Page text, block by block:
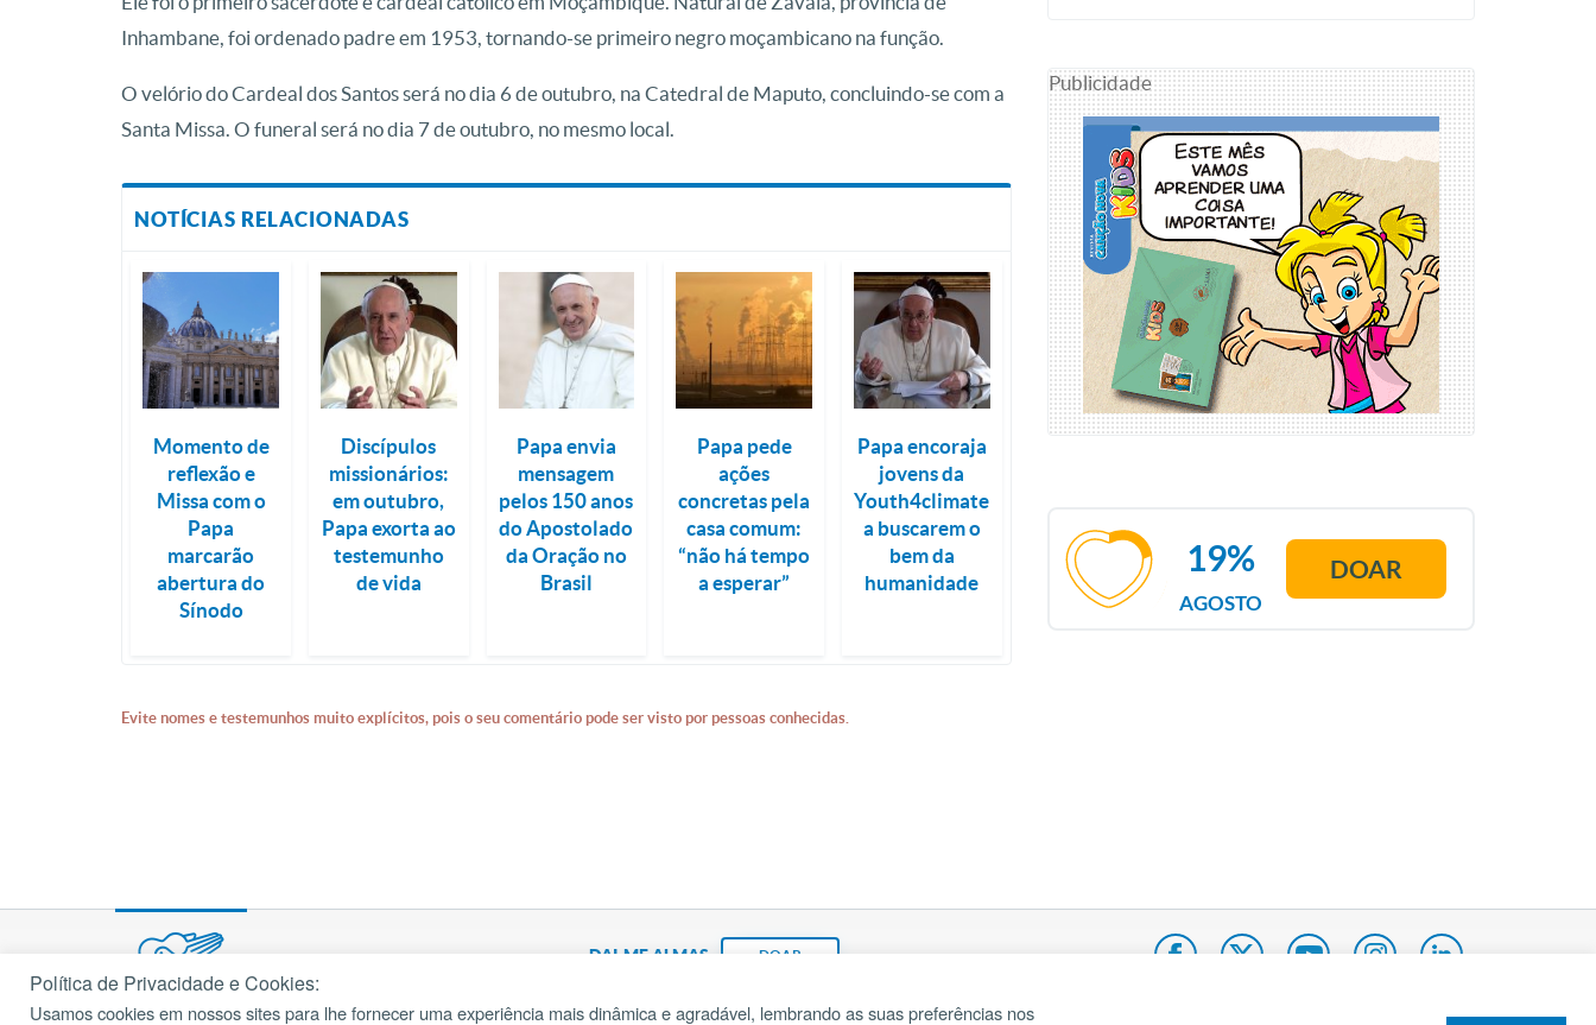
Inhambane, foi ordenado padre em 1953, tornando-se primeiro negro moçambicano na função.
O velório do Cardeal dos Santos será no dia 6 de outubro, na Catedral de Maputo, concluindo-se com a
Santa Missa. O funeral será no dia 7 de outubro, no mesmo local.
NOTÍCIAS RELACIONADAS
Momento de
reflexão e
Missa com o
Papa
marcarão
abertura do
Sínodo
Discípulos
missionários:
em outubro,
Papa exorta ao
testemunho
de vida
Papa envia
mensagem
pelos 150 anos
do Apostolado
da Oração no
Brasil
Papa pede
ações
concretas pela
casa comum:
“não há tempo
a esperar”
Papa encoraja
jovens da
Youth4climate
a buscarem o
bem da
humanidade
Evite nomes e testemunhos muito explícitos, pois o seu comentário pode ser visto por pessoas conhecidas.
Publicidade
AGOSTO
19% DOAR
DAI-ME ALMAS DOAR
Política de Privacidade e Cookies:
Usamos cookies em nossos sites para lhe fornecer uma experiência mais dinâmica e agradável, lembrando as suas preferências nos